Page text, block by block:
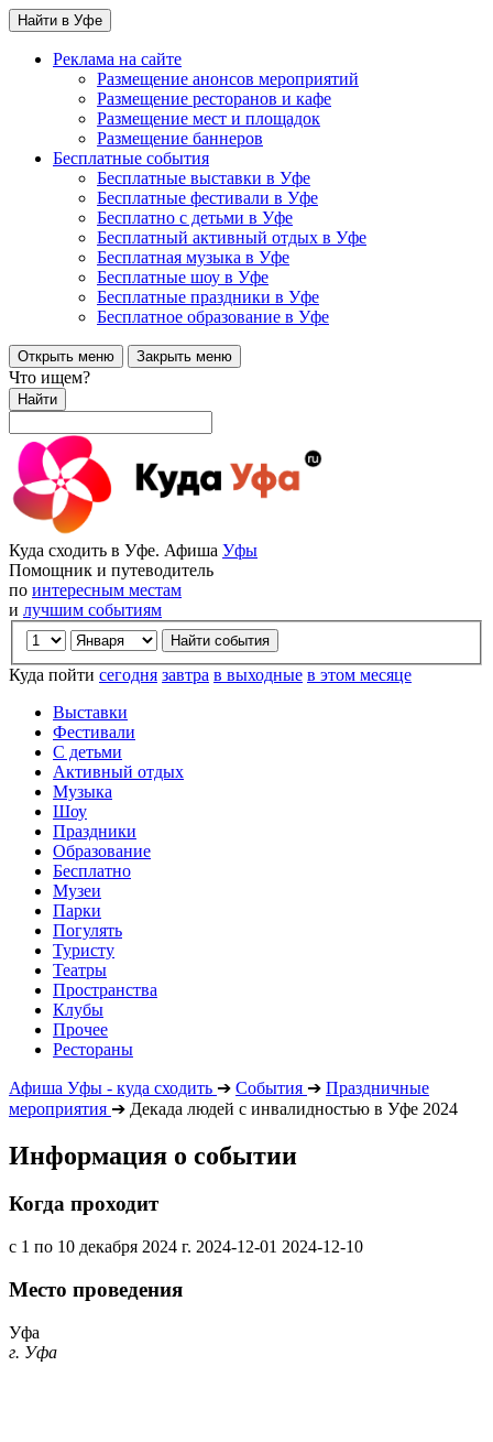
Найти в Уфе
Реклама на сайте
Размещение анонсов мероприятий
Размещение ресторанов и кафе
Размещение мест и площадок
Размещение баннеров
Бесплатные события
Бесплатные выставки в Уфе
Бесплатные фестивали в Уфе
Бесплатно с детьми в Уфе
Бесплатный активный отдых в Уфе
Бесплатная музыка в Уфе
Бесплатные шоу в Уфе
Бесплатные праздники в Уфе
Бесплатное образование в Уфе
Открыть меню Закрыть меню
Что ищем?
Найти
Куда сходить в Уфе. Афиша Уфы
Помощник и путеводитель
по интересным местам
и лучшим событиям
Куда пойти сегодня завтра в выходные в этом месяце
Выставки
Фестивали
С детьми
Активный отдых
Музыка
Шоу
Праздники
Образование
Бесплатно
Музеи
Парки
Погулять
Туристу
Театры
Пространства
Клубы
Прочее
Рестораны
Афиша Уфы - куда сходить ➔ События ➔ Праздничные
мероприятия ➔ Декада людей с инвалидностью в Уфе 2024
Информация о событии
Когда проходит
с 1 по 10 декабря 2024 г. 2024-12-01 2024-12-10
Место проведения
Уфа
г. Уфа